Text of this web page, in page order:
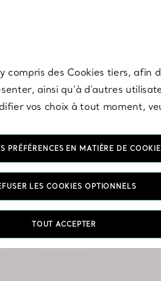
des Cookies tiers,
ainsi qu’à d’autres
vos choix à tout moment,
PRÉFÉRENCES EN MATIÈRE DE
LES COOKIES OPTIONNELS
TOUT ACCEPTER